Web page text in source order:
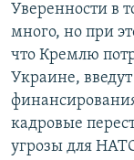
Уверенности в
много, но при
что Кремлю
Украине,
кадровые
угрозы для